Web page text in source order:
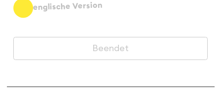
englische Version
Beendet